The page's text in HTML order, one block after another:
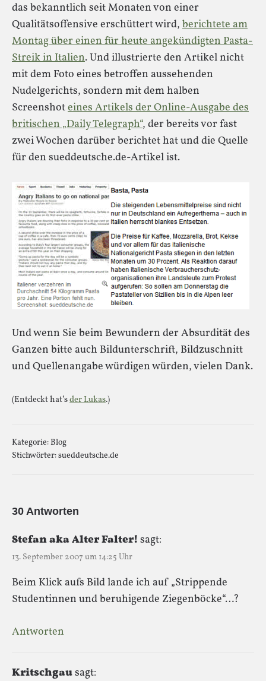
das bekanntlich seit Monaten von einer
Qualitätsoffensive erschüttert wird, berichtete am
Montag über einen für heute angekündigten Pasta-
Streik in Italien. Und illustrierte den Artikel nicht
mit dem Foto eines betroffen aussehenden
Nudelgerichts, sondern mit dem halben
Screenshoteines Artikels der Online-Ausgabe des
britischen „Daily Telegraph“, der bereits vor fast
zwei Wochen darüber berichtet hat und die Quelle
für den sueddeutsche.de-Artikel ist.
Und wenn Sie beim Bewundern der Absurdität des
Ganzen bitte auch Bildunterschrift, Bildzuschnitt
und Quellenangabe würdigen würden, vielen Dank.
(Entdeckt hat’sder Lukas.)
Kategorie:Blog
Stichwörter:sueddeutsche.de
30 Antworten
Stefan aka Alter Falter! sagt:
13. September 2007 um 14:25 Uhr
Beim Klick aufs Bild lande ich auf „Strippende
Studentinnen und beruhigende Ziegenböcke“…?
Antworten
Kritschgausagt: